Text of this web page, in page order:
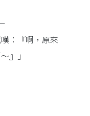
：『啊，原來
』」